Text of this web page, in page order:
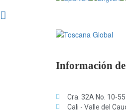
Información
Cra. 32A No. 10-
Cali - Valle del